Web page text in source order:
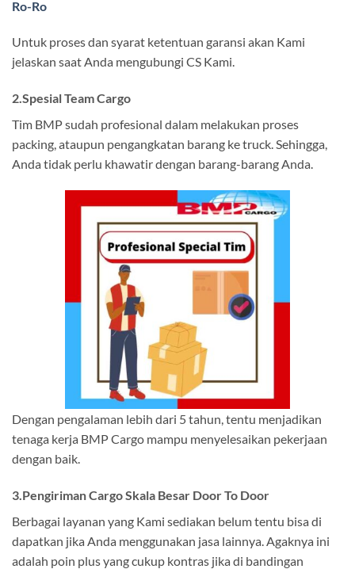
Ro-Ro
Untuk proses dan syarat ketentuan garansi akan Kami
jelaskan saat Anda mengubungi CS Kami.
2.Spesial Team Cargo
Tim BMP sudah profesional dalam melakukan proses
packing, ataupun pengangkatan barang ke truck. Sehingga,
Anda tidak perlu khawatir dengan barang-barang Anda.
Dengan pengalaman lebih dari 5 tahun, tentu menjadikan
tenaga kerja BMP Cargo mampu menyelesaikan pekerjaan
dengan baik.
3.Pengiriman Cargo Skala Besar Door To Door
Berbagai layanan yang Kami sediakan belum tentu bisa di
dapatkan jika Anda menggunakan jasa lainnya. Agaknya ini
adalah poin plus yang cukup kontras jika di bandingan